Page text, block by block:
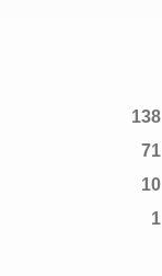
138
71
10
1